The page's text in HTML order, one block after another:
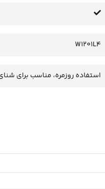
W1201L4
استفاده روزمره، مناسب برای